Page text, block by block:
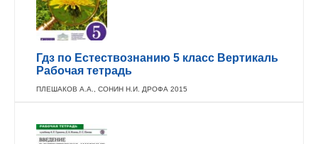
Гдз по Естествознанию 5 класс Вертикаль
Рабочая тетрадь
ПЛЕШАКОВ А.А., СОНИН Н.И. ДРОФА 2015